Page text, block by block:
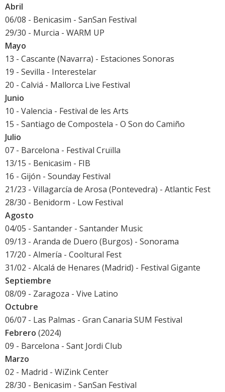
Abril
06/08 - Benicasim - SanSan Festival
29/30 - Murcia - WARM UP
Mayo
13 - Cascante (Navarra) - Estaciones Sonoras
19 - Sevilla - Interestelar
20 - Calviá - Mallorca Live Festival
Junio
10 - Valencia - Festival de les Arts
15 - Santiago de Compostela - O Son do Camiño
Julio
07 - Barcelona - Festival Cruïlla
13/15 - Benicasim - FIB
16 - Gijón - Sounday Festival
21/23 - Villagarcía de Arosa (Pontevedra) - Atlantic Fest
28/30 - Benidorm - Low Festival
Agosto
04/05 - Santander - Santander Music
09/13 - Aranda de Duero (Burgos) - Sonorama
17/20 - Almería - Cooltural Fest
31/02 - Alcalá de Henares (Madrid) - Festival Gigante
Septiembre
08/09 - Zaragoza - Vive Latino
Octubre
06/07 - Las Palmas - Gran Canaria SUM Festival
Febrero (2024)
09 - Barcelona - Sant Jordi Club
Marzo
02 - Madrid - WiZink Center
28/30 - Benicasim - SanSan Festival